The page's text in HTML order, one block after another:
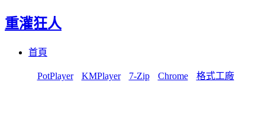
重灌狂人
首頁
PotPlayer KMPlayer 7-Zip Chrome 格式工廠